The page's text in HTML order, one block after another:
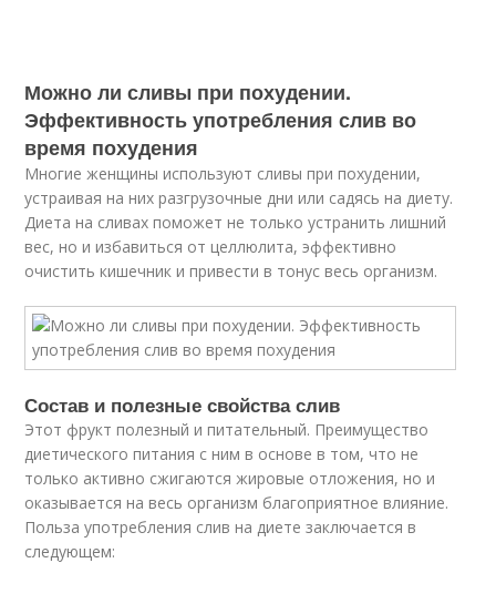
Можно ли сливы при похудении.
Эффективность употребления слив во
время похудения
Многие женщины используют сливы при похудении,
устраивая на них разгрузочные дни или садясь на диету.
Диета на сливах поможет не только устранить лишний
вес, но и избавиться от целлюлита, эффективно
очистить кишечник и привести в тонус весь организм.
Состав и полезные свойства слив
Этот фрукт полезный и питательный. Преимущество
диетического питания с ним в основе в том, что не
только активно сжигаются жировые отложения, но и
оказывается на весь организм благоприятное влияние.
Польза употребления слив на диете заключается в
следующем: